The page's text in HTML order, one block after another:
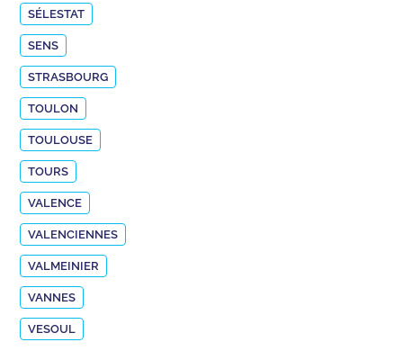
SÉLESTAT
SENS
STRASBOURG
TOULON
TOULOUSE
TOURS
VALENCE
VALENCIENNES
VALMEINIER
VANNES
VESOUL